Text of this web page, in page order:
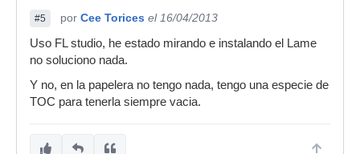
#5 por Cee Torices el 16/04/2013
Uso FL studio, he estado mirando e instalando el Lame
no soluciono nada.
Y no, en la papelera no tengo nada, tengo una especie de
TOC para tenerla siempre vacia.